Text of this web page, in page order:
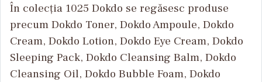
În colecția 1025 Dokdo se regăsesc produse
precum Dokdo Toner, Dokdo Ampoule, Dokdo
Cream, Dokdo Lotion, Dokdo Eye Cream, Dokdo
Sleeping Pack, Dokdo Cleansing Balm, Dokdo
Cleansing Oil, Dokdo Bubble Foam, Dokdo